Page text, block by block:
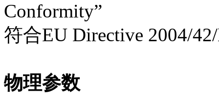
Conformity”
符合EU Directive 2004/
物理参数